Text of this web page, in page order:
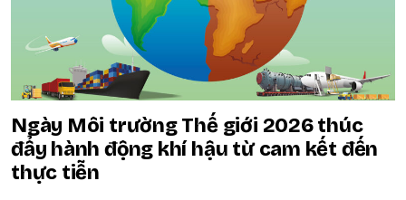
Ngày Môi trường Thế giới 2026 thúc
đẩy hành động khí hậu từ cam kết đến
thực tiễn